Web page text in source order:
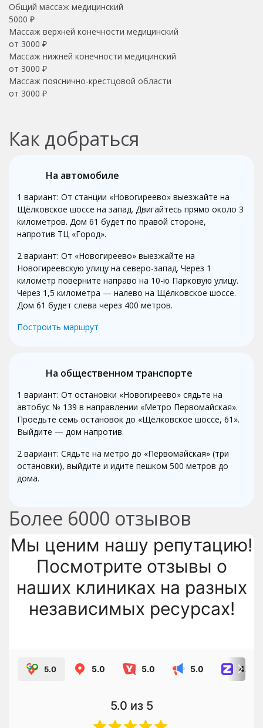
Общий массаж медицинский
5000 ₽
Массаж верхней конечности медицинский
от 3000 ₽
Массаж нижней конечности медицинский
от 3000 ₽
Массаж пояснично-крестцовой области
от 3000 ₽
Как добраться
На автомобиле
1 вариант: От станции «Новогиреево» выезжайте на
Щёлковское шоссе на запад. Двигайтесь прямо около 3
километров. Дом 61 будет по правой стороне,
напротив ТЦ «Город».
2 вариант: От «Новогиреево» выезжайте на
Новогиреевскую улицу на северо-запад. Через 1
километр поверните направо на 10-ю Парковую улицу.
Через 1,5 километра — налево на Щёлковское шоссе.
Дом 61 будет слева через 400 метров.
Построить маршрут
На общественном транспорте
1 вариант: От остановки «Новогиреево» сядьте на
автобус № 139 в направлении «Метро Первомайская».
Проедьте семь остановок до «Щёлковское шоссе, 61».
Выйдите — дом напротив.
2 вариант: Сядьте на метро до «Первомайская» (три
остановки), выйдите и идите пешком 500 метров до
дома.
Более 6000 отзывов
Мы ценим нашу репутацию!
Посмотрите отзывы о
наших клиниках на разных
независимых ресурсах!
5.0 5.0 5.0 5.0 4.8
5.0 из 5